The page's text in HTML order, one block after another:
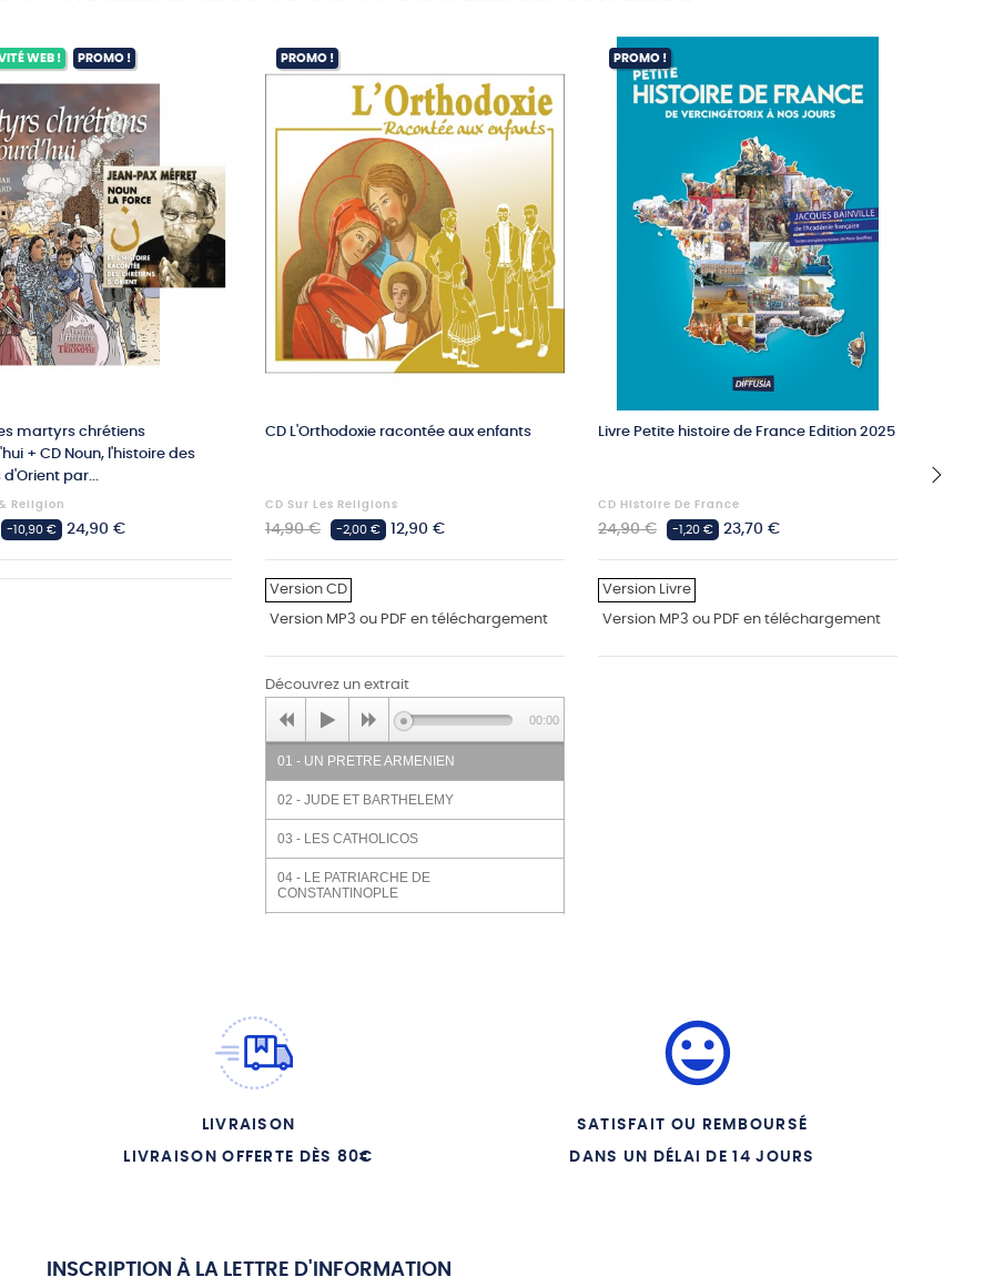
WEB ! PROMO !
martyrs chrétiens
+ CD Noun, l'histoire des
d'Orient par...
Religion
-10,90 € Prix
24,90 €
PROMO !
CD L'Orthodoxie racontée aux enfants
CD Sur Les Religions
Prix
14,90 € -2,00 € Prix
12,90 €
Version CD
Version MP3 ou PDF en téléchargement
Découvrez un extrait
01 - UN PRETRE ARMENIEN
02 - JUDE ET BARTHELEMY
03 - LES CATHOLICOS
04 - LE PATRIARCHE DE
CONSTANTINOPLE
08 - LES BELLES ICONES
10 - LES 7 MYSTERES
11 - LES MOINES DU MONT ATOS
00:00
PROMO !
Livre Petite histoire de France Edition 2025
CD Histoire De France
Prix
24,90 € -1,20 € Prix
23,70 €
Version Livre
Version MP3 ou PDF en téléchargement
LIVRAISON
LIVRAISON OFFERTE DÈS 80€
SATISFAIT OU REMBOURSÉ
DANS UN DÉLAI DE 14 JOURS
INSCRIPTION À LA LETTRE D'INFORMATION